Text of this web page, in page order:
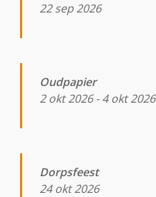
22 sep 2026
Oudpapier
2 okt 2026-4 okt 2026
Dorpsfeest
24 okt 2026